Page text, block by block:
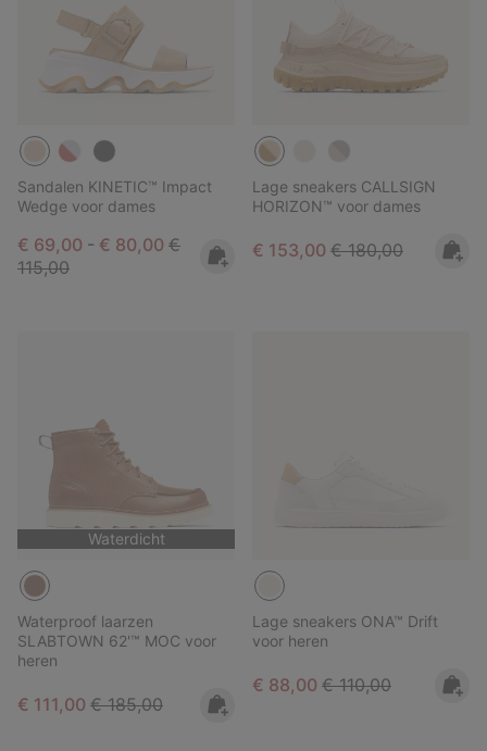
Sandalen KINETIC™ Impact
Wedge voor dames
Minimum sale price:
€ 69,00 - Maximum sale price:
€ 80,00 Regular price:
€
115,00
Lage sneakers CALLSIGN
HORIZON™ voor dames
Sale price:
€ 153,00 Regular price:
€ 180,00
Waterdicht
Waterproof laarzen
SLABTOWN 62'™ MOC voor
heren
Sale price:
€ 111,00 Regular price:
€ 185,00
Lage sneakers ONA™ Drift
voor heren
Sale price:
€ 88,00 Regular price:
€ 110,00